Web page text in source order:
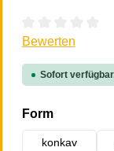
Bewerten
Sofort
Formauswählen
konkav